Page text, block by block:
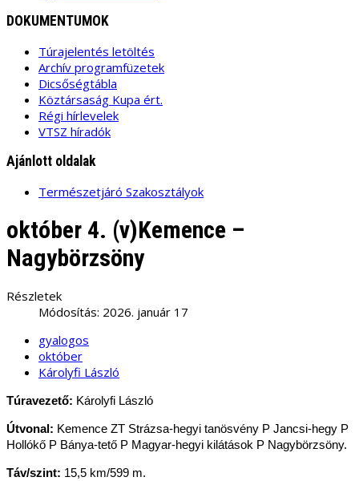
DOKUMENTUMOK
Túrajelentés letöltés
Archív programfüzetek
Dicsőségtábla
Köztársaság Kupa ért.
Régi hírlevelek
VTSZ híradók
Ajánlott oldalak
Természetjáró Szakosztályok
október 4. (v)Kemence –
Nagybörzsöny
Részletek
Módosítás: 2026. január 17
gyalogos
október
Károlyfi László
Túravezető: Károlyfi László
Útvonal: Kemence ZT Strázsa-hegyi tanösvény P Jancsi-hegy P
Hollókő P Bánya-tető P Magyar-hegyi kilátások P Nagybörzsöny.
Táv/szint: 15,5 km/599 m.